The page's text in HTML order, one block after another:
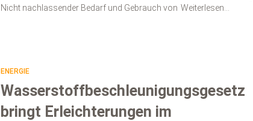
Nicht nachlassender Bedarf und Gebrauch von Weiterlesen…
ENERGIE
Wasserstoffbeschleunigungsgesetz
bringt Erleichterungen im